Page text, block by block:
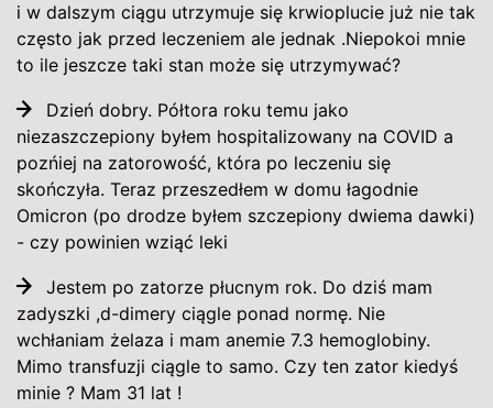
i w dalszym ciągu utrzymuje się krwioplucie już nie tak
często jak przed leczeniem ale jednak .Niepokoi mnie
to ile jeszcze taki stan może się utrzymywać?
Dzień dobry. Półtora roku temu jako
niezaszczepiony byłem hospitalizowany na COVID a
pozńiej na zatorowość, która po leczeniu się
skończyła. Teraz przeszedłem w domu łagodnie
Omicron (po drodze byłem szczepiony dwiema dawki)
- czy powinien wziąć leki
Jestem po zatorze płucnym rok. Do dziś mam
zadyszki ,d-dimery ciągle ponad normę. Nie
wchłaniam żelaza i mam anemie 7.3 hemoglobiny.
Mimo transfuzji ciągle to samo. Czy ten zator kiedyś
minie ? Mam 31 lat !